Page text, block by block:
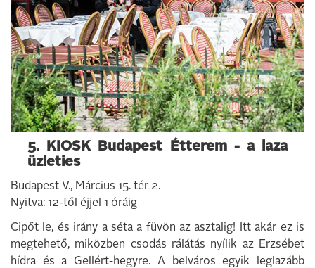
5. KIOSK Budapest Étterem - a laza
üzleties
Budapest V., Március 15. tér 2.
Nyitva: 12-től éjjel 1 óráig
Cipőt le, és irány a séta a füvön az asztalig! Itt akár ez is
megtehető, miközben csodás rálátás nyílik az Erzsébet
hídra és a Gellért-hegyre. A belváros egyik leglazább